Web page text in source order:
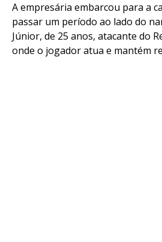
A empresária embarcou para a
passar um período ao lado do
Júnior, de 25 anos, atacante do
onde o jogador atua e mantém